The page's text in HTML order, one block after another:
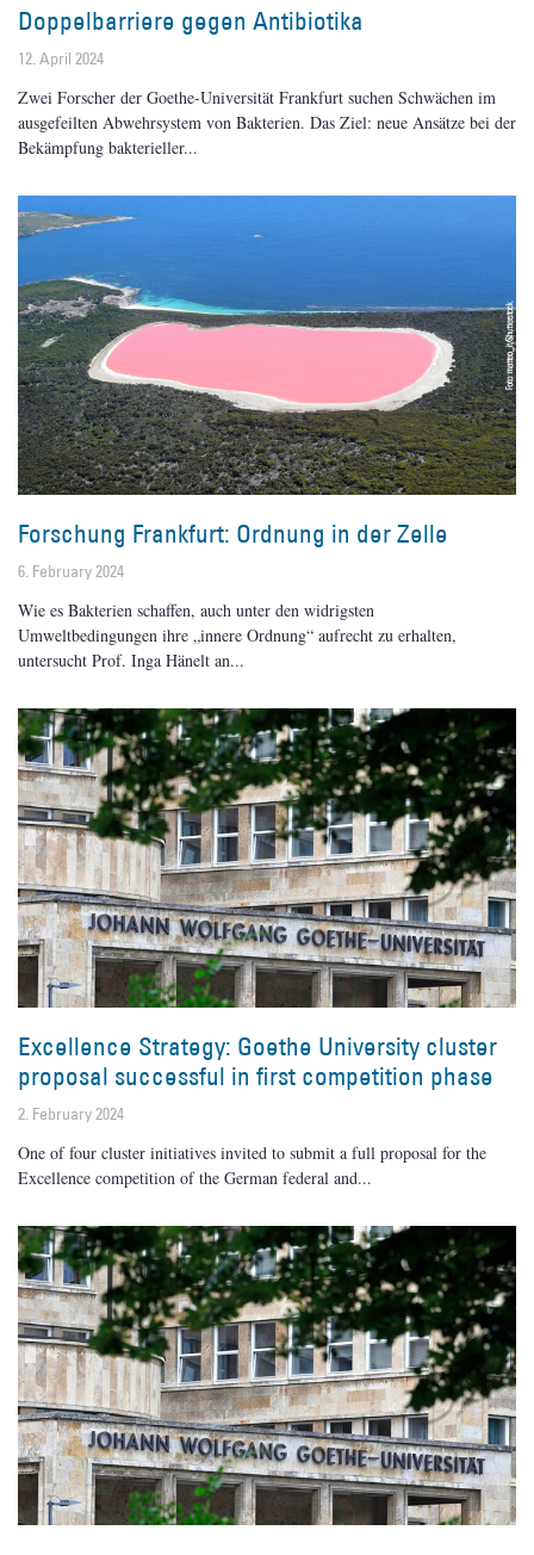
Doppelbarriere gegen Antibiotika
12. April 2024
Zwei Forscher der Goethe-Universität Frankfurt suchen Schwächen im
ausgefeilten Abwehrsystem von Bakterien. Das Ziel: neue Ansätze bei der
Bekämpfung bakterieller
Forschung Frankfurt: Ordnung in der Zelle
6. February 2024
Wie es Bakterien schaffen, auch unter den widrigsten
Umweltbedingungen ihre „innere Ordnung“ aufrecht zu erhalten,
untersucht Prof. Inga Hänelt an
Excellence Strategy: Goethe University cluster
proposal successful in first competition phase
2. February 2024
One of four cluster initiatives invited to submit a full proposal for the
Excellence competition of the German federal and